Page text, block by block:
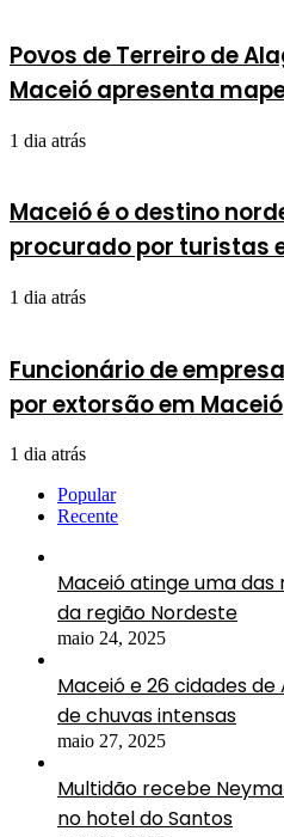
Povos de Terreiro de
Maceió apresenta
1 dia atrás
Maceió é o destino
procurado por turistas
1 dia atrás
Funcionário de
por extorsão em Maceió
1 dia atrás
Popular
Recente
Maceió atinge uma
da região Nordeste
maio 24, 2025
Maceió e 26 cidades
de chuvas intensas
maio 27, 2025
Multidão recebe
no hotel do Santos